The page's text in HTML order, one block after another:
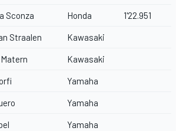
Sconza Honda 1'22.951
Straalen Kawasaki
Kawasaki
Yamaha
Yamaha
Yamaha